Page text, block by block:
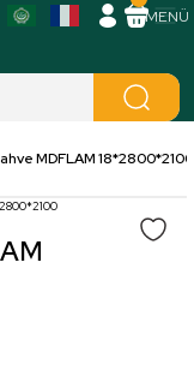
MDFLAM 18*2800*2100